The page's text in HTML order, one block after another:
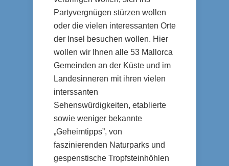
Partyvergnügen stürzen wollen
oder die vielen interessanten Orte
der Insel besuchen wollen. Hier
wollen wir Ihnen alle 53 Mallorca
Gemeinden an der Küste und im
Landesinneren mit ihren vielen
interssanten
Sehenswürdigkeiten, etablierte
sowie weniger bekannte
„Geheimtipps”, von
faszinierenden Naturparks und
gespenstische Tropfsteinhöhlen